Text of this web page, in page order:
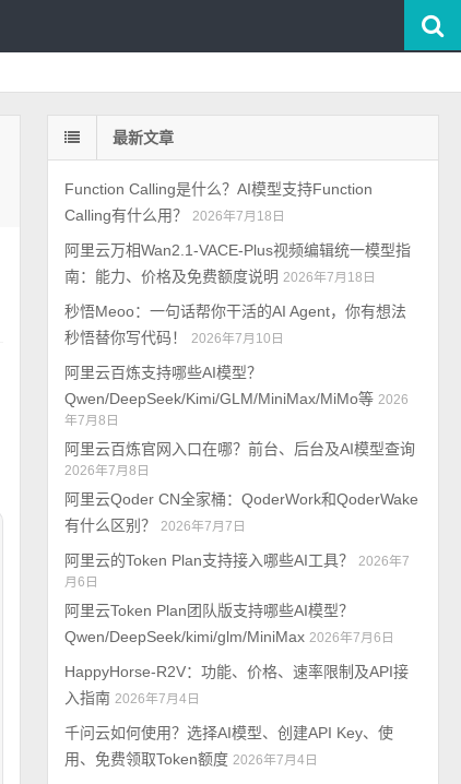
最新文章
Function Calling是什么？AI模型支持Function
Calling有什么用？
2026年7月18日
阿里云万相Wan2.1-VACE-Plus视频编辑统一模型指
南：能力、价格及免费额度说明 2026年7月18日
秒悟Meoo：一句话帮你干活的AI Agent，你有想法
秒悟替你写代码！
2026年7月10日
阿里云百炼支持哪些AI模型？
Qwen/DeepSeek/Kimi/GLM/MiniMax/MiMo等 2026
年7月8日
阿里云百炼官网入口在哪？前台、后台及AI模型查询
2026年7月8日
阿里云Qoder CN全家桶：QoderWork和QoderWake
有什么区别？
2026年7月7日
阿里云的Token Plan支持接入哪些AI工具？
2026年7
月6日
阿里云Token Plan团队版支持哪些AI模型？
Qwen/DeepSeek/kimi/glm/MiniMax 2026年7月6日
HappyHorse-R2V：功能、价格、速率限制及API接
入指南 2026年7月4日
千问云如何使用？选择AI模型、创建API Key、使
用、免费领取Token额度 2026年7月4日